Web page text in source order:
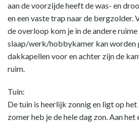
aan de voorzijde heeft de was- en
en een vaste trap naar de bergzolder.
de overloop kom je in de andere
slaap/werk/hobbykamer kan worden
dakkapellen voor en achter zijn de
ruim.
Tuin:
De tuin is heerlijk zonnig en ligt op
zomer heb je de hele dag zon. Aan het